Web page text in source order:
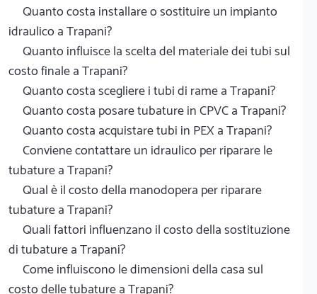
Quanto costa installare o sostituire un impianto
idraulico a Trapani?
Quanto influisce la scelta del materiale dei tubi sul
costo finale a Trapani?
Quanto costa scegliere i tubi di rame a Trapani?
Quanto costa posare tubature in CPVC a Trapani?
Quanto costa acquistare tubi in PEX a Trapani?
Conviene contattare un idraulico per riparare le
tubature a Trapani?
Qual è il costo della manodopera per riparare
tubature a Trapani?
Quali fattori influenzano il costo della sostituzione
di tubature a Trapani?
Come influiscono le dimensioni della casa sul
costo delle tubature a Trapani?